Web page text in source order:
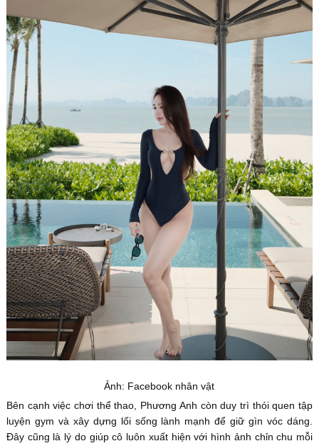
Ảnh: Facebook nhân vật
Bên cạnh việc chơi thể thao, Phương Anh còn duy trì thói quen tập
luyện gym và xây dựng lối sống lành mạnh để giữ gìn vóc dáng.
Đây cũng là lý do giúp cô luôn xuất hiện với hình ảnh chỉn chu mỗi